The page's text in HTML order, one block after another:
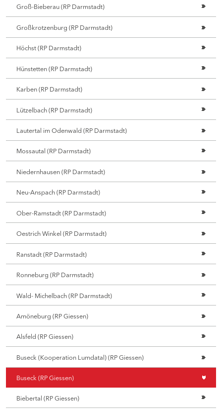
Groß-Bieberau (RP Darmstadt)
Großkrotzenburg (RP Darmstadt)
Höchst (RP Darmstadt)
Hünstetten (RP Darmstadt)
Karben (RP Darmstadt)
Lützelbach (RP Darmstadt)
Lautertal im Odenwald (RP Darmstadt)
Mossautal (RP Darmstadt)
Niedernhausen (RP Darmstadt)
Neu-Anspach (RP Darmstadt)
Ober-Ramstadt (RP Darmstadt)
Oestrich Winkel (RP Darmstadt)
Ranstadt (RP Darmstadt)
Ronneburg (RP Darmstadt)
Wald- Michelbach (RP Darmstadt)
Amöneburg (RP Giessen)
Alsfeld (RP Giessen)
Buseck (Kooperation Lumdatal) (RP Giessen)
Buseck (RP Giessen)
Biebertal (RP Giessen)